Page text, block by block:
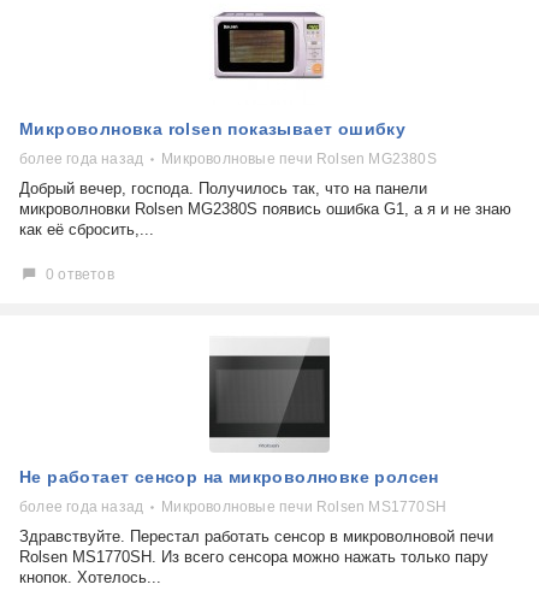
Микроволновка rolsen показывает ошибку
более года назад Микроволновые печи Rolsen MG2380S
Добрый вечер, господа. Получилось так, что на панели
микроволновки Rolsen MG2380S появись ошибка G1, а я и не знаю
как её сбросить,...
0 ответов
Не работает сенсор на микроволновке ролсен
более года назад Микроволновые печи Rolsen MS1770SH
Здравствуйте. Перестал работать сенсор в микроволновой печи
Rolsen MS1770SH. Из всего сенсора можно нажать только пару
кнопок. Хотелось...